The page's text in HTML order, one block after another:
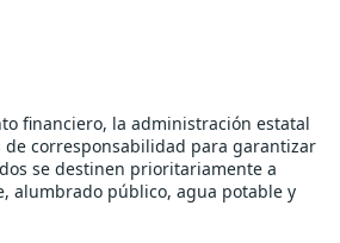
financiero, la administración estatal
de corresponsabilidad para garantizar
se destinen prioritariamente a
alumbrado público, agua potable y